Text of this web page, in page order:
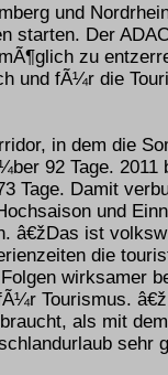
und
starten. Der
zu
und fÃ¼r die
in dem die
92 Tage. 2011
Tage. Damit
und
â€žDas ist
die
wirksamer
Tourismus.
als mit